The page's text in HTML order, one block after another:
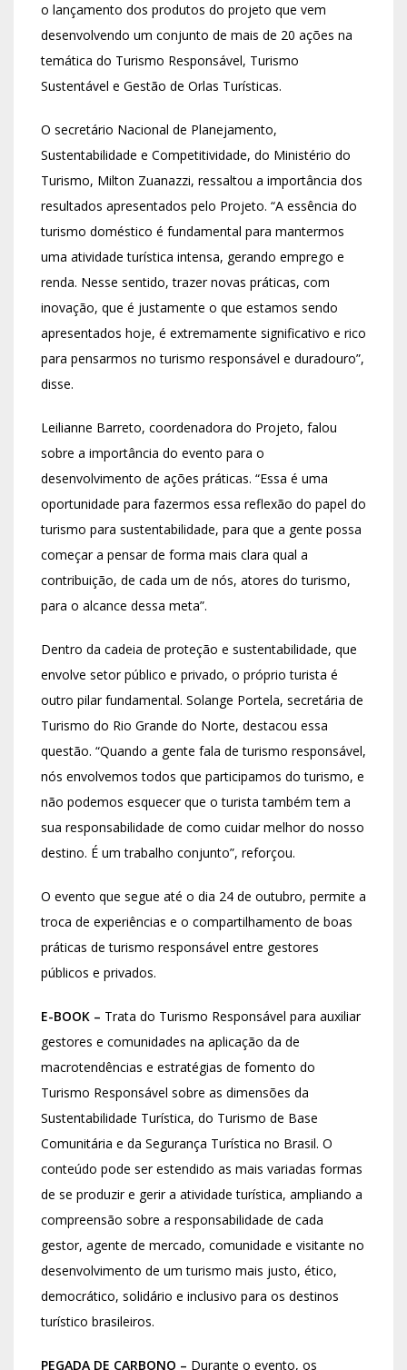
o lançamento dos produtos do projeto que vem
desenvolvendo um conjunto de mais de 20 ações na
temática do Turismo Responsável, Turismo
Sustentável e Gestão de Orlas Turísticas.
O secretário Nacional de Planejamento,
Sustentabilidade e Competitividade, do Ministério do
Turismo, Milton Zuanazzi, ressaltou a importância dos
resultados apresentados pelo Projeto. “A essência do
turismo doméstico é fundamental para mantermos
uma atividade turística intensa, gerando emprego e
renda. Nesse sentido, trazer novas práticas, com
inovação, que é justamente o que estamos sendo
apresentados hoje, é extremamente significativo e rico
para pensarmos no turismo responsável e duradouro”,
disse.
Leilianne Barreto, coordenadora do Projeto, falou
sobre a importância do evento para o
desenvolvimento de ações práticas. “Essa é uma
oportunidade para fazermos essa reflexão do papel do
turismo para sustentabilidade, para que a gente possa
começar a pensar de forma mais clara qual a
contribuição, de cada um de nós, atores do turismo,
para o alcance dessa meta”.
Dentro da cadeia de proteção e sustentabilidade, que
envolve setor público e privado, o próprio turista é
outro pilar fundamental. Solange Portela, secretária de
Turismo do Rio Grande do Norte, destacou essa
questão. “Quando a gente fala de turismo responsável,
nós envolvemos todos que participamos do turismo, e
não podemos esquecer que o turista também tem a
sua responsabilidade de como cuidar melhor do nosso
destino. É um trabalho conjunto”, reforçou.
O evento que segue até o dia 24 de outubro, permite a
troca de experiências e o compartilhamento de boas
práticas de turismo responsável entre gestores
públicos e privados.
E-BOOK – Trata do Turismo Responsável para auxiliar
gestores e comunidades na aplicação da de
macrotendências e estratégias de fomento do
Turismo Responsável sobre as dimensões da
Sustentabilidade Turística, do Turismo de Base
Comunitária e da Segurança Turística no Brasil. O
conteúdo pode ser estendido as mais variadas formas
de se produzir e gerir a atividade turística, ampliando a
compreensão sobre a responsabilidade de cada
gestor, agente de mercado, comunidade e visitante no
desenvolvimento de um turismo mais justo, ético,
democrático, solidário e inclusivo para os destinos
turístico brasileiros.
PEGADA DE CARBONO – Durante o evento, os